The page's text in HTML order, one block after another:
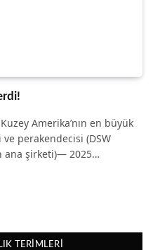
Amerika’nın en büyük
ve perakendecisi (DSW
ana şirketi)— 2025…
TERIMLERI